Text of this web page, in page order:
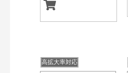
高拡大率対応